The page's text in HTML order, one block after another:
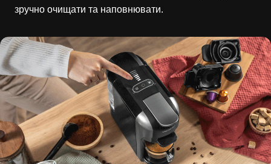
зручно очищати та наповнювати.